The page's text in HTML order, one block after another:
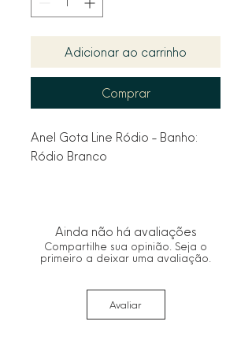
Adicionar ao carrinho
Comprar
Anel Gota Line Ródio - Banho:
Ródio Branco
Ainda não há avaliações
Compartilhe sua opinião. Seja o
primeiro a deixar uma avaliação.
Avaliar